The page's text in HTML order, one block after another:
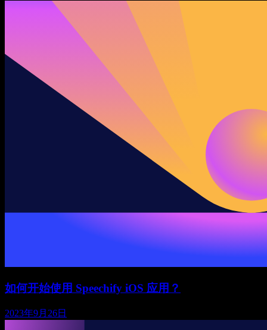
如何开始使用 Speechify iOS 应用？
2023年9月26日